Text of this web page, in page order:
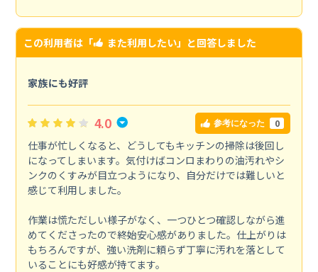
この利用者は「 また利用したい」と回答しました
家族にも好評
4.0 参考になった 0
仕事が忙しくなると、どうしてもキッチンの掃除は後回し
になってしまいます。気付けばコンロまわりの油汚れやシ
ンクのくすみが目立つようになり、自分だけでは難しいと
感じて利用しました。
作業は慌ただしい様子がなく、一つひとつ確認しながら進
めてくださったので終始安心感がありました。仕上がりは
もちろんですが、強い洗剤に頼らず丁寧に汚れを落として
いることにも好感が持てます。